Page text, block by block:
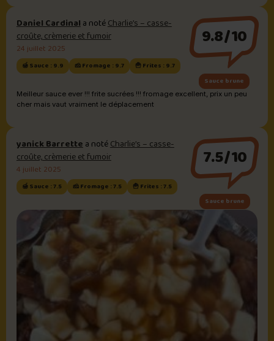
Daniel Cardinala notéCharlie’s – casse-
croûte, crèmerie et fumoir
24 juillet 2025
🍯 Sauce : 9.9 🧀 Fromage : 9.7 🍟 Frites : 9.7
9.8/10
Sauce brune
Meilleur sauce ever !!! frite sucrées !!! fromage excellent, prix un peu
cher mais vaut vraiment le déplacement
yanick Barrettea notéCharlie’s – casse-
croûte, crèmerie et fumoir
4 juillet 2025
🍯 Sauce : 7.5 🧀 Fromage : 7.5 🍟 Frites : 7.5
7.5/10
Sauce brune